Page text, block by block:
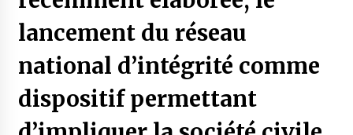
lancement du réseau
national d’intégrité comme
dispositif permettant